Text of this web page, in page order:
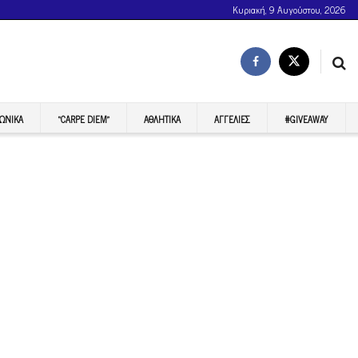
Κυριακή, 9 Αυγούστου, 2026
“CARPE DIEM” ΑΘΛΗΤΙΚΆ ΑΓΓΕΛΊΕΣ #GIVEAWAY